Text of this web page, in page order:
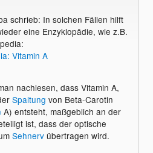
schrieb: In solchen Fällen hilft
eine Enzyklopädie, wie z.B.
Vitamin A
nachlesen, dass Vitamin A,
Spaltung von Beta-Carotin
A) entsteht, maßgeblich an der
ist, dass der optische
Sehnervübertragen wird.